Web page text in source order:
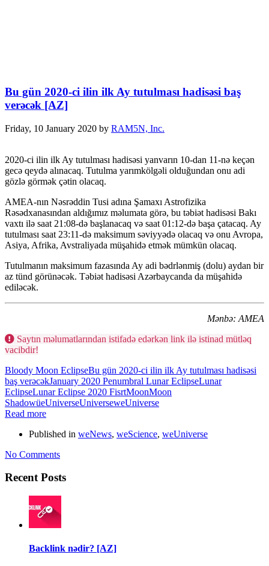
Bu gün 2020-ci ilin ilk Ay tutulması hadisəsi baş
verəcək [AZ]
Friday, 10 January 2020 by RAM5N, Inc.
2020-ci ilin ilk Ay tutulması hadisəsi yanvarın 10-dan 11-nə keçən
gecə qeydə alınacaq. Tutulma yarımkölgəli olduğundan onu adi
gözlə görmək çətin olacaq.
AMEA-nın Nəsrəddin Tusi adına Şamaxı Astrofizika
Rəsədxanasından aldığımız məlumata görə, bu təbiət hadisəsi Bakı
vaxtı ilə saat 21:08-də başlanacaq və saat 01:12-də başa çatacaq. Ay
tutulması saat 23:11-də maksimum səviyyədə olacaq və onu Avropa,
Asiya, Afrika, Avstraliyada müşahidə etmək mümkün olacaq.
Tutulmanın maksimum fazasında Ay adi bədrlənmiş (dolu) aydan bir
az tünd görünəcək. Təbiət hadisəsi Azərbaycanda da müşahidə
ediləcək.
Mənbə: AMEA
Saytın məlumatlarından istifadə edərkən link ilə istinad mütləq
vacibdir!
Bloody Moon EclipseBu gün 2020-ci ilin ilk Ay tutulması hadisəsi
baş verəcəkJanuary 2020 Penumbral Lunar EclipseLunar
EclipseLunar Eclipse 2020 FisrtMoonMoon
ShadowüeUniverseUniverseweUniverse
Read more
Published in weNews, weScience, weUniverse
No Comments
Recent Posts
Backlink nədir? [AZ]